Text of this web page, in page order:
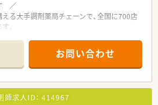
／
る大手調剤薬局チェーンで、全国に700店
。
力や薬事・技能・態度を身につけ、着実なス
。
内科の処方箋をメインに応需しています！
、患者様に寄り添った対応ができる環境を
お問い合わせ
師求人ID： 414967